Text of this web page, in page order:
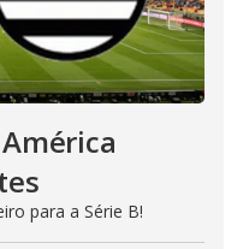
para a Série B!